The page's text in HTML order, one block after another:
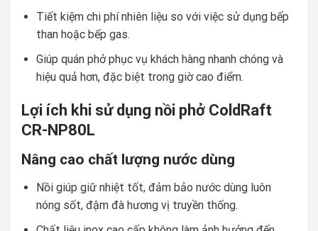
Tiết kiệm chi phí nhiên liệu so với việc sử dụng bếp
than hoặc bếp gas.
Giúp quán phở phục vụ khách hàng nhanh chóng và
hiệu quả hơn, đặc biệt trong giờ cao điểm.
Lợi ích khi sử dụng nồi phở ColdRaft
CR-NP80L
Nâng cao chất lượng nước dùng
Nồi giúp giữ nhiệt tốt, đảm bảo nước dùng luôn
nóng sốt, đậm đà hương vị truyền thống.